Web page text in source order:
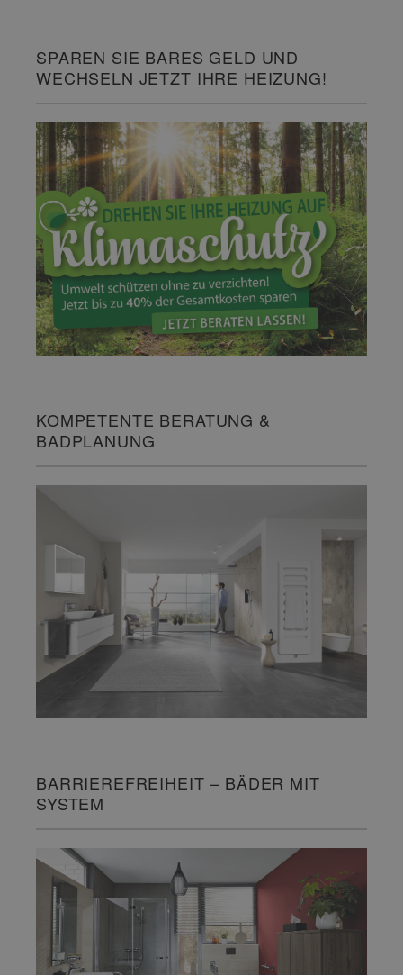
SPAREN SIE BARES GELD UND
WECHSELN JETZT IHRE HEIZUNG!
KOMPETENTE BERATUNG &
BADPLANUNG
BARRIEREFREIHEIT – BÄDER MIT
SYSTEM